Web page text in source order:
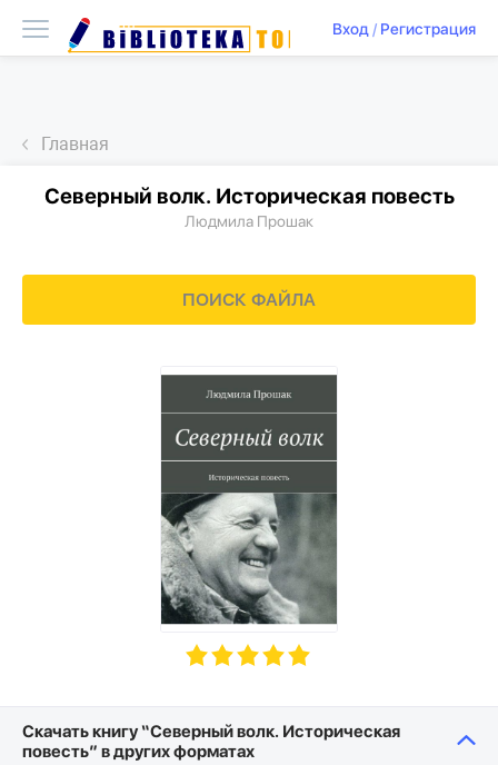
Вход/ Регистрация
Главная
Северный волк. Историческая повесть
Людмила Прошак
ПОИСК ФАЙЛА
Скачать книгу “Северный волк. Историческая
повесть” в других форматах